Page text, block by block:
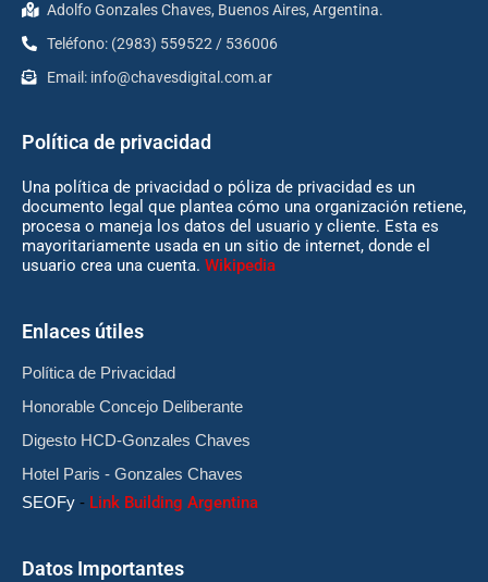
Adolfo Gonzales Chaves, Buenos Aires, Argentina.
Teléfono: (2983) 559522 / 536006
Email: info@chavesdigital.com.ar
Política de privacidad
Una política de privacidad o póliza de privacidad es un
documento legal que plantea cómo una organización retiene,
procesa o maneja los datos del usuario y cliente. Esta es
mayoritariamente usada en un sitio de internet, donde el
usuario crea una cuenta. Wikipedia
Enlaces útiles
Política de Privacidad
Honorable Concejo Deliberante
Digesto HCD-Gonzales Chaves
Hotel Paris - Gonzales Chaves
SEOFy - Link Building Argentina
Datos Importantes